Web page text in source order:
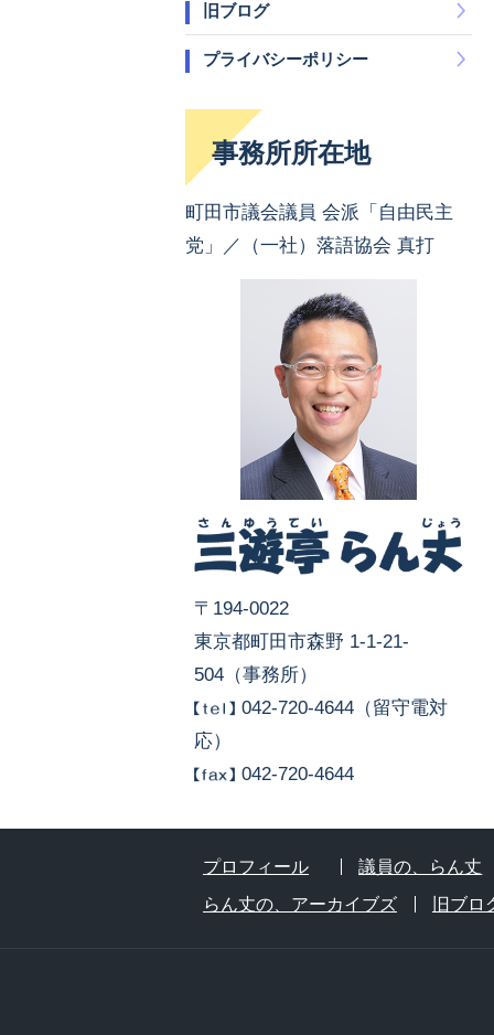
旧ブログ
プライバシーポリシー
事務所所在地
町田市議会議員 会派「自由民主
党」／（一社）落語協会 真打
〒194-0022
東京都町田市森野 1-1-21-
504（事務所）
042-720-4644（留守電対
応）
042-720-4644
プロフィール
議員の、らん丈
らん丈の、アーカイブズ
旧ブロ